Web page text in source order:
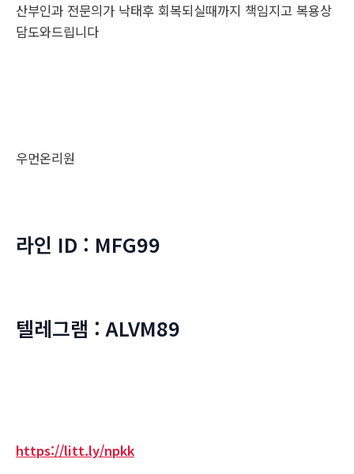
산부인과 전문의가 낙태후 회복되실때까지 책임지고 복용상
담도와드립니다
우먼온리원
라인 ID : MFG99
텔레그램 : ALVM89
https://litt.ly/npkk